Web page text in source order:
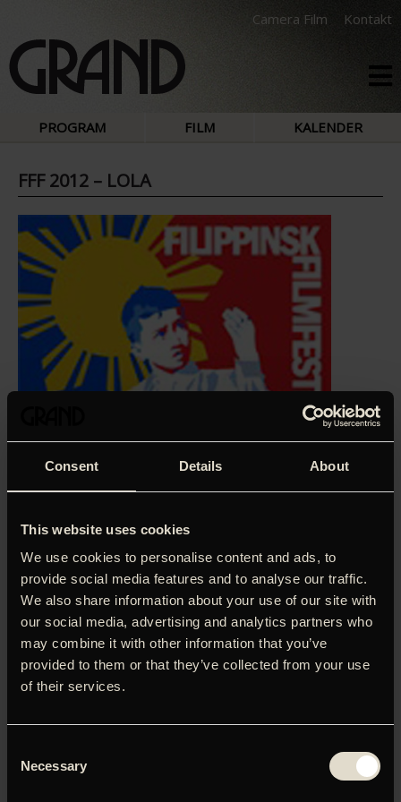
Consent Details About
This website uses cookies
We use cookies to personalise content and ads, to
provide social media features and to analyse our traffic.
We also share information about your use of our site with
our social media, advertising and analytics partners who
may combine it with other information that you’ve
provided to them or that they’ve collected from your use
of their services.
Selection
Necessary
Camera Film Kontakt
PROGRAM FILM KALENDER
FFF 2012 – LOLA
Brillante Mendozas mesterværk er nok den film i udvalget,
der bedst repræsenterer filippinsk hverdagsliv. I denne
kæmper for deres børnebørn, fordyber Mendoza sig i den
dræber en anden for stjæle hans mobiltelefon. Deres